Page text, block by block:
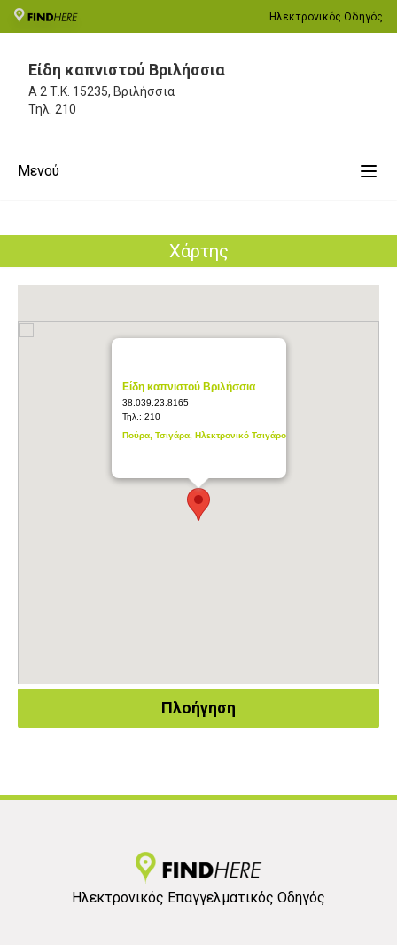
Ηλεκτρονικός Οδηγός
Είδη καπνιστού Βριλήσσια
Α 2 Τ.Κ. 15235, Βριλήσσια
Τηλ. 210
Μενού
Χάρτης
Είδη καπνιστού Βριλήσσια
38.039,23.8165
Τηλ.: 210
Πούρα, Τσιγάρα, Ηλεκτρονικό Τσιγάρο
Πλοήγηση
Ηλεκτρονικός Επαγγελματικός Οδηγός